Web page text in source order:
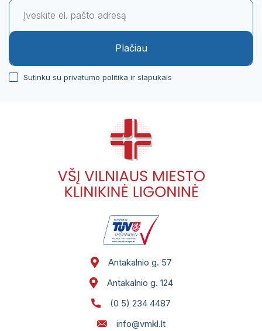
paslaugas ir jų teikimo nutraukimo tvarkos
aprašas
Sveikatos priežiūros paslaugų vertinimo
Plačiau
Sutinku su privatumo politika ir slapukais
Antakalnio g. 57
Antakalnio g. 124
(0 5) 234 4487
info@vmkl.lt